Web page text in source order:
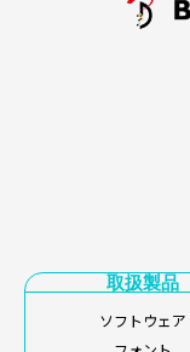
取扱製品
ソフトウェア